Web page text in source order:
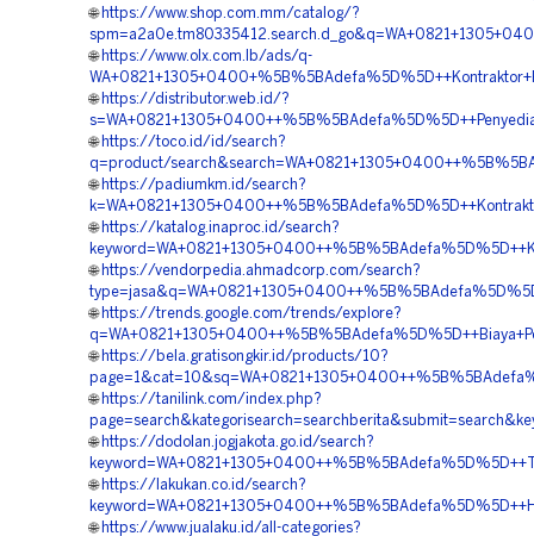
🌐 https://www.shop.com.mm/catalog/?
🌐 https://www.olx.com.lb/ads/q-
🌐 https://distributor.web.id/?
🌐 https://toco.id/id/search?
q=product/
🌐 https://padiumkm.id/search?
🌐 https://katalog.inaproc.id/search?
🌐 https://vendorpedia.ahmadcorp.com/search?
🌐 https://trends.google.com/trends/explore?
🌐 https://bela.gratisongkir.id/products/10?
🌐 https://tanilink.com/index.php?
🌐 https://dodolan.jogjakota.go.id/search?
🌐 https://lakukan.co.id/search?
🌐 https://www.jualaku.id/all-categories?